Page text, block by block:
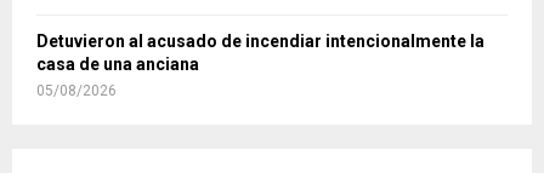
Detuvieron al acusado de incendiar intencionalmente la
casa de una anciana
05/08/2026